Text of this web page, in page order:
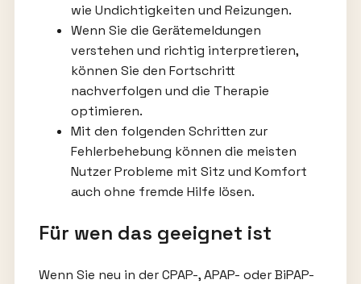
wie Undichtigkeiten und Reizungen.
Wenn Sie die Gerätemeldungen
verstehen und richtig interpretieren,
können Sie den Fortschritt
nachverfolgen und die Therapie
optimieren.
Mit den folgenden Schritten zur
Fehlerbehebung können die meisten
Nutzer Probleme mit Sitz und Komfort
auch ohne fremde Hilfe lösen.
Für wen das geeignet ist
Wenn Sie neu in der CPAP-, APAP- oder BiPAP-